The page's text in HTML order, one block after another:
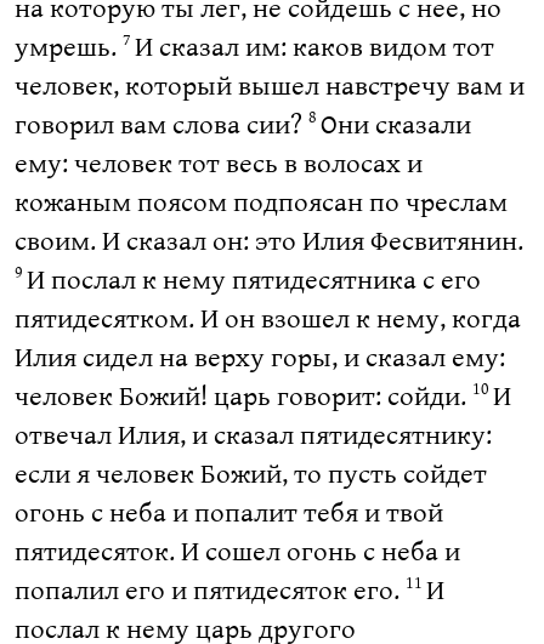
умрешь. 7 И сказал им: каков видом тот
человек, который вышел навстречу вам и
говорил вам слова сии? 8 Они сказали
ему: человек тот весь в волосах и
кожаным поясом подпоясан по чреслам
своим. И сказал он: это Илия Фесвитянин.
9 И послал к нему пятидесятника с его
пятидесятком. И он взошел к нему, когда
Илия сидел на верху горы, и сказал ему:
человек Божий! царь говорит: сойди. 10 И
отвечал Илия, и сказал пятидесятнику:
если я человек Божий, то пусть сойдет
огонь с неба и попалит тебя и твой
пятидесяток. И сошел огонь с неба и
попалил его и пятидесяток его. 11 И
послал к нему царь другого